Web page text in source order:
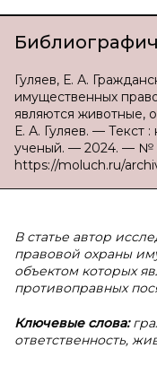
Гуляев, Е. А.
имущественных
являются животные,
Е. А. Гуляев. —
ученый. — 2024. — №
https://moluch.ru/
В статье автор
правовой охраны
объектом которых
противоправных
Ключевые слова:
ответственность,